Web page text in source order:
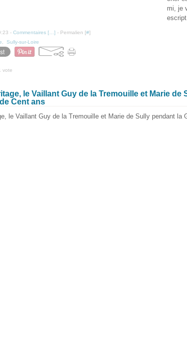
mi, je
- Commentaires [ ] - Permalien [#]
Sully-sur-Loire
vote
le Vaillant Guy de la Tremouille et Marie de
Cent ans